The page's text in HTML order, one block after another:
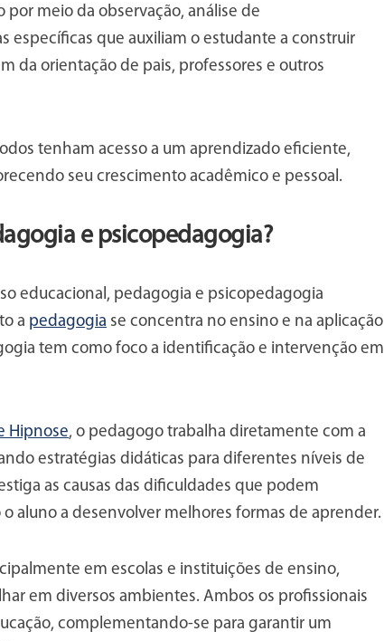
meio da observação, análise de
específicas que auxiliam o estudante a construir
da orientação de pais, professores e outros
tenham acesso a um aprendizado eficiente,
seu crescimento acadêmico e pessoal.
e psicopedagogia?
educacional, pedagogia e psicopedagogia
a pedagogia se concentra no ensino e na aplicação
tem como foco a identificação e intervenção em
Hipnose, o pedagogo trabalha diretamente com a
estratégias didáticas para diferentes níveis de
as causas das dificuldades que podem
aluno a desenvolver melhores formas de aprender.
em escolas e instituições de ensino,
em diversos ambientes. Ambos os profissionais
complementando-se para garantir um